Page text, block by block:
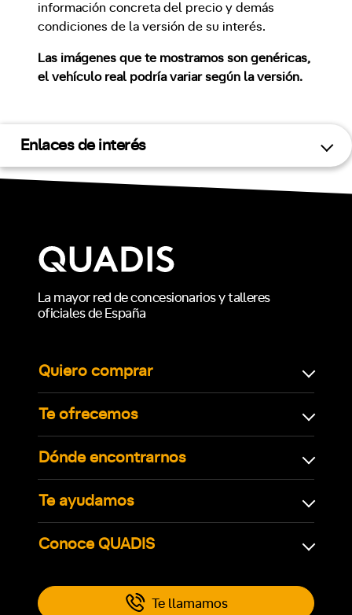
información concreta del precio y demás
condiciones de la versión de su interés.
Las imágenes que te mostramos son genéricas,
el vehículo real podría variar según la versión.
Enlaces de interés
La mayor red de concesionarios y talleres
oficiales de España
Quiero comprar
Te ofrecemos
Dónde encontrarnos
Te ayudamos
Conoce QUADIS
Te llamamos